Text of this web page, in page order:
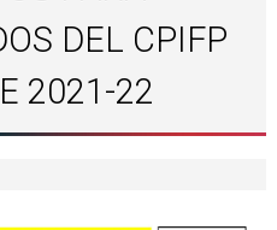
DEL CPIFP
2021-22